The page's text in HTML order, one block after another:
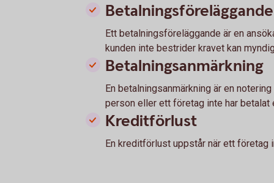
Betalningsföreläggande
Ett betalningsföreläggande är en
kunden inte bestrider kravet kan
Betalningsanmärkning
En betalningsanmärkning är en
person eller ett företag inte har betalat
Kreditförlust
En kreditförlust uppstår när ett företag